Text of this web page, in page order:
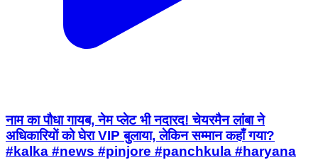
नाम का पौधा गायब, नेम प्लेट भी नदारद! चेयरमैन लांबा ने
अधिकारियों को घेरा VIP बुलाया, लेकिन सम्मान कहाँ गया?
#kalka #news #pinjore #panchkula #haryana